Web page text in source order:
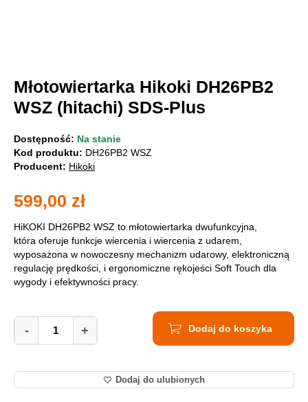
Młotowiertarka Hikoki DH26PB2
WSZ (hitachi) SDS-Plus
Dostępność: Na stanie
Kod produktu: DH26PB2 WSZ
Producent: Hikoki
599,00 zł
HiKOKI DH26PB2 WSZ to młotowiertarka dwufunkcyjna,
która oferuje funkcje wiercenia i wiercenia z udarem,
wyposażona w nowoczesny mechanizm udarowy, elektroniczną
regulację prędkości, i ergonomiczne rękojeści Soft Touch dla
wygody i efektywności pracy.
Młotowiertarka
Hikoki
DH26PB2
(hitachi)
SDS-
- + Dodaj do koszyka
Dodaj do ulubionych